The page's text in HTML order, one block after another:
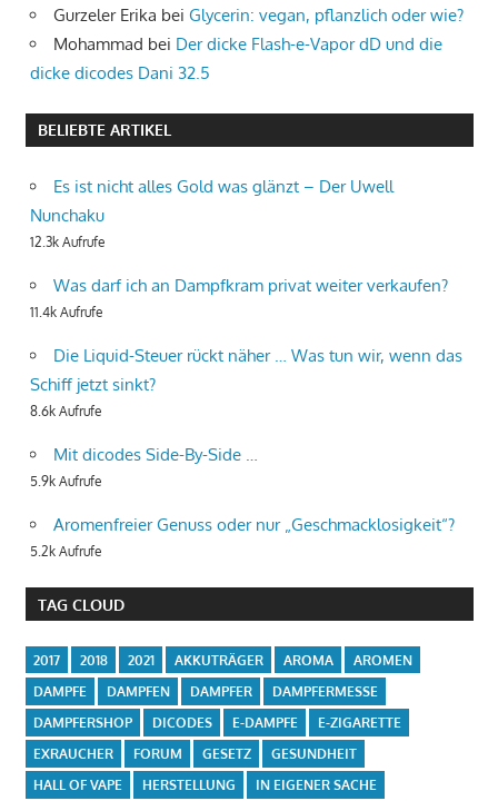
Gurzeler Erika bei Glycerin: vegan, pflanzlich oder wie?
Mohammad bei Der dicke Flash-e-Vapor dD und die
dicke dicodes Dani 32.5
BELIEBTE ARTIKEL
Es ist nicht alles Gold was glänzt – Der Uwell
Nunchaku
12.3k Aufrufe
Was darf ich an Dampfkram privat weiter verkaufen?
11.4k Aufrufe
Die Liquid-Steuer rückt näher … Was tun wir, wenn das
Schiff jetzt sinkt?
8.6k Aufrufe
Mit dicodes Side-By-Side …
5.9k Aufrufe
Aromenfreier Genuss oder nur „Geschmacklosigkeit“?
5.2k Aufrufe
TAG CLOUD
2017 2018 2021 AKKUTRÄGER AROMA
AROMEN
DAMPFE
DAMPFEN DAMPFER
DAMPFERMESSE
DAMPFERSHOP
DICODES E-DAMPFE
E-ZIGARETTE
EXRAUCHER
FORUM GESETZ
GESUNDHEIT
HALL OF VAPE
HERSTELLUNG
IN EIGENER SACHE